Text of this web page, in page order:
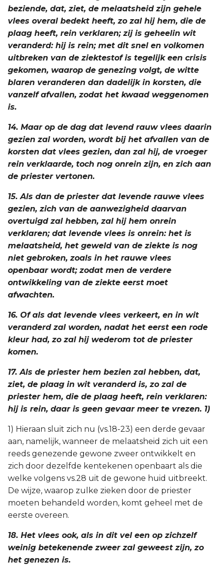
beziende, dat, ziet, de melaatsheid zijn gehele
vlees overal bedekt heeft, zo zal hij hem, die de
plaag heeft, rein verklaren; zij is geheelin wit
veranderd: hij is rein; met dit snel en volkomen
uitbreken van de ziektestof is tegelijk een crisis
gekomen, waarop de genezing volgt, de witte
blaren veranderen dan dadelijk in korsten, die
vanzelf afvallen, zodat het kwaad weggenomen
is.
14. Maar op de dag dat levend rauw vlees daarin
gezien zal worden, wordt bij het afvallen van de
korsten dat vlees gezien, dan zal hij, de vroeger
rein verklaarde, toch nog onrein zijn, en zich aan
de priester vertonen.
15. Als dan de priester dat levende rauwe vlees
gezien, zich van de aanwezigheid daarvan
overtuigd zal hebben, zal hij hem onrein
verklaren; dat levende vlees is onrein: het is
melaatsheid, het geweld van de ziekte is nog
niet gebroken, zoals in het rauwe vlees
openbaar wordt; zodat men de verdere
ontwikkeling van de ziekte eerst moet
afwachten.
16. Of als dat levende vlees verkeert, en in wit
veranderd zal worden, nadat het eerst een rode
kleur had, zo zal hij wederom tot de priester
komen.
17. Als de priester hem bezien zal hebben, dat,
ziet, de plaag in wit veranderd is, zo zal de
priester hem, die de plaag heeft, rein verklaren:
hij is rein, daar is geen gevaar meer te vrezen. 1)
1) Hieraan sluit zich nu (vs.18-23) een derde gevaar
aan, namelijk, wanneer de melaatsheid zich uit een
reeds genezende gewone zweer ontwikkelt en
zich door dezelfde kentekenen openbaart als die
welke volgens vs.28 uit de gewone huid uitbreekt.
De wijze, waarop zulke zieken door de priester
moeten behandeld worden, komt geheel met de
eerste overeen.
18. Het vlees ook, als in dit vel een op zichzelf
weinig betekenende zweer zal geweest zijn, zo
het genezen is.